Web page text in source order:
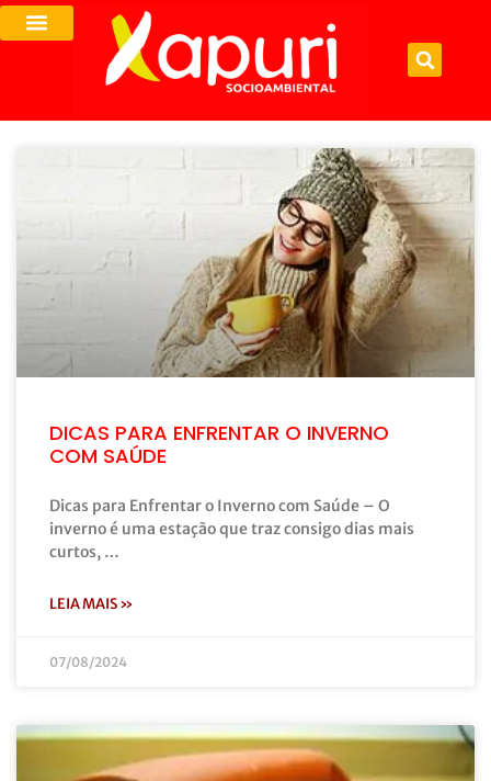
DICAS PARA ENFRENTAR O INVERNO
COM SAÚDE
Dicas para Enfrentar o Inverno com Saúde – O
inverno é uma estação que traz consigo dias mais
curtos, …
LEIA MAIS »
07/08/2024